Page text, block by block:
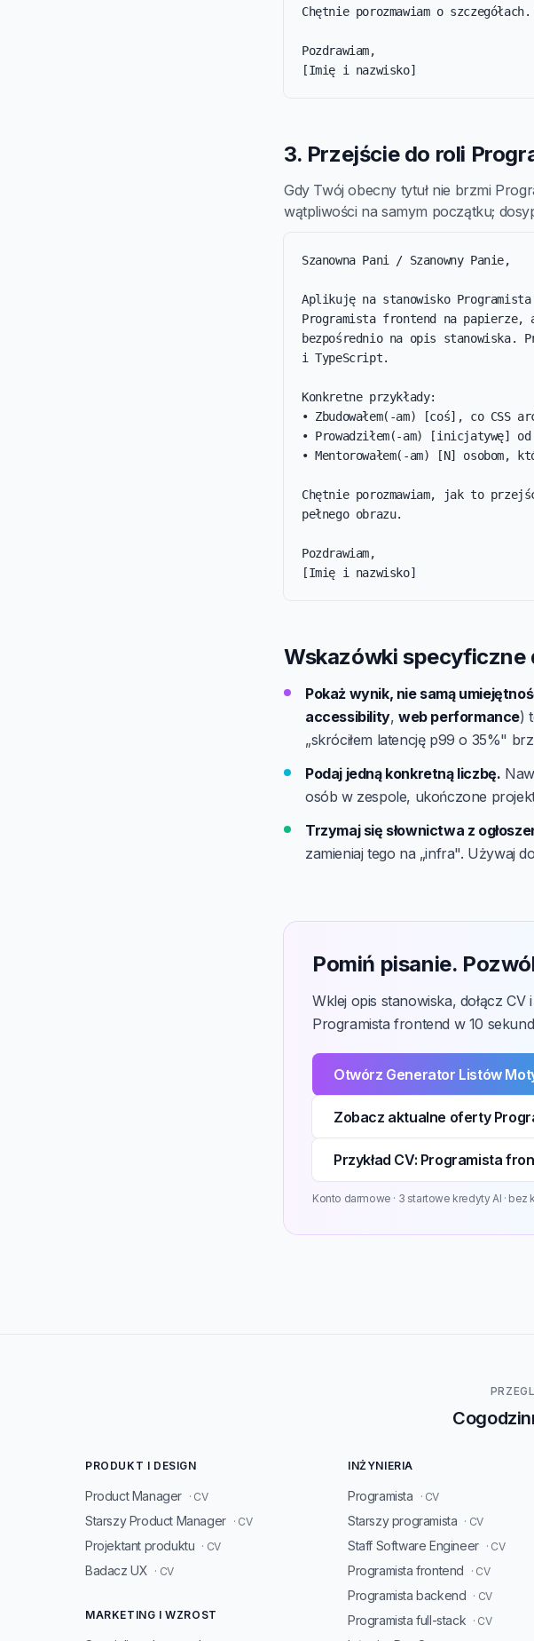
Chętnie porozmawiam o
Pozdrawiam,
[Imię i nazwisko]
3. Przejście do roli
Gdy Twój obecny tytuł nie brzmi
wątpliwości na samym początku;
Szanowna Pani / Szanowny Panie,
Aplikuję na stanowisko
Programista frontend na
bezpośrednio na opis stanowiska.
i TypeScript.
Konkretne przykłady:
• Zbudowałem(-am) [coś], co
• Prowadziłem(-am) [inicjatywę]
• Mentorowałem(-am) [N] osobom,
Chętnie porozmawiam, jak to
pełnego obrazu.
Pozdrawiam,
[Imię i nazwisko]
Wskazówki
Pokaż wynik, nie samą
accessibility,web performance)
„skróciłem latencję p99 o 35%"
Podaj jedną konkretną liczbę.
osób w zespole, ukończone
Trzymaj się słownictwa z
zamieniaj tego na „infra". Używaj
Pomiń pisanie.
Wklej opis stanowiska, dołącz
Programista frontend w 10
Otwórz Generator Listów
Zobacz aktualne oferty
Przykład CV: Programista
Konto darmowe · 3 startowe kredyty AI ·
PRODUKT I DESIGN
Product Manager · CV
Starszy Product Manager · CV
Projektant produktu · CV
Badacz UX · CV
MARKETING I WZROST
INŻYNIERIA
Programista · CV
Starszy programista · CV
Staff Software Engineer · CV
Programista frontend · CV
Programista backend · CV
Programista full-stack · CV